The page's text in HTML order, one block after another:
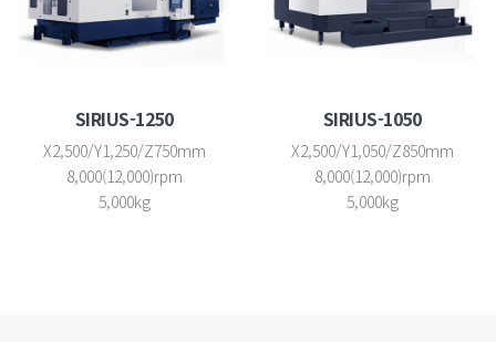
SIRIUS-1250
X2,500/Y1,250/Z750mm
8,000(12,000)rpm
5,000kg
SIRIUS-1050
X2,500/Y1,050/Z850mm
8,000(12,000)rpm
5,000kg